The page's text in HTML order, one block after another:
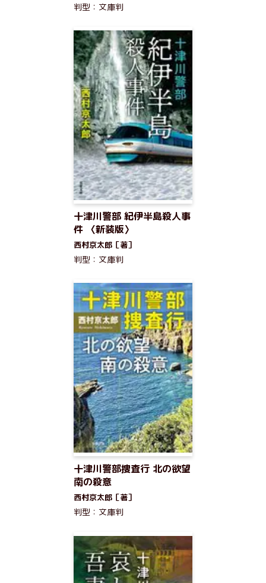
判型：文庫判
十津川警部 紀伊半島殺人事
件 〈新装版〉
西村京太郎［著］
判型：文庫判
十津川警部捜査行 北の欲望
南の殺意
西村京太郎［著］
判型：文庫判